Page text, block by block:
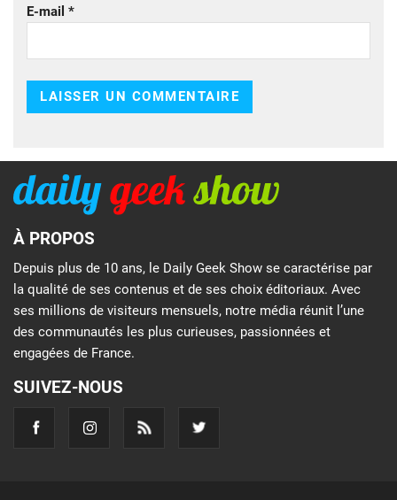
E-mail *
À PROPOS
Depuis plus de 10 ans, le Daily Geek Show se caractérise par
la qualité de ses contenus et de ses choix éditoriaux. Avec
ses millions de visiteurs mensuels, notre média réunit l’une
des communautés les plus curieuses, passionnées et
engagées de France.
SUIVEZ-NOUS